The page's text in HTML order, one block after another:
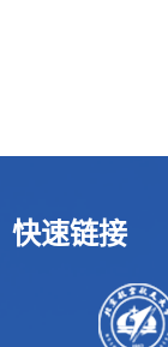
快速链接